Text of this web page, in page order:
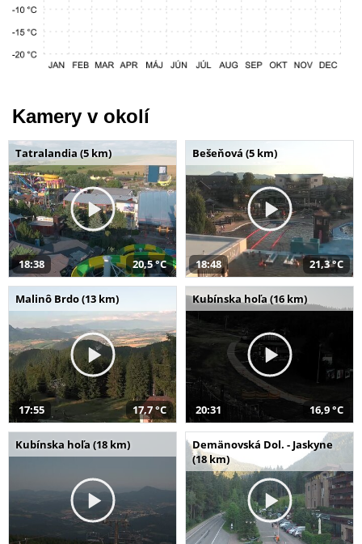
Kamery v okolí
Tatralandia (5 km)
18:38 20,5 °C
Bešeňová (5 km)
18:48 21,3 °C
Malinô Brdo (13 km)
17:55 17,7 °C
Kubínska hoľa (16 km)
20:31 16,9 °C
Kubínska hoľa (18 km)
Demänovská Dol. - Jaskyne
(18 km)